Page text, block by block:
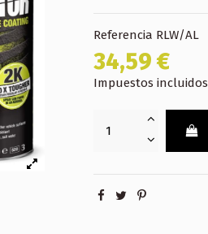
Referencia RLW/AL
34,59 €
Impuestos incluidos